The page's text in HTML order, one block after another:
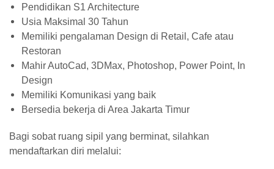
Pendidikan S1 Architecture
Usia Maksimal 30 Tahun
Memiliki pengalaman Design di Retail, Cafe atau
Restoran
Mahir AutoCad, 3DMax, Photoshop, Power Point, In
Design
Memiliki Komunikasi yang baik
Bersedia bekerja di Area Jakarta Timur
Bagi sobat ruang sipil yang berminat, silahkan
mendaftarkan diri melalui: